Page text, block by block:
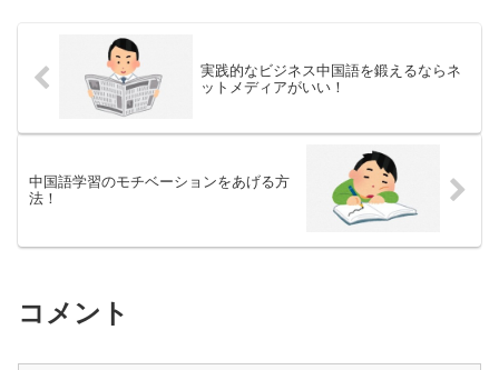
実践的なビジネス中国語を鍛えるならネ
ットメディアがいい！
中国語学習のモチベーションをあげる方
法！
コメント